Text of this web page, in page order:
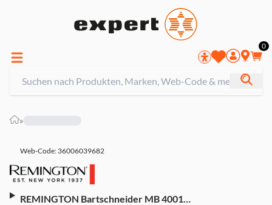
0
»
Web-Code: 36006039682
REMINGTON Bartschneider MB 4001